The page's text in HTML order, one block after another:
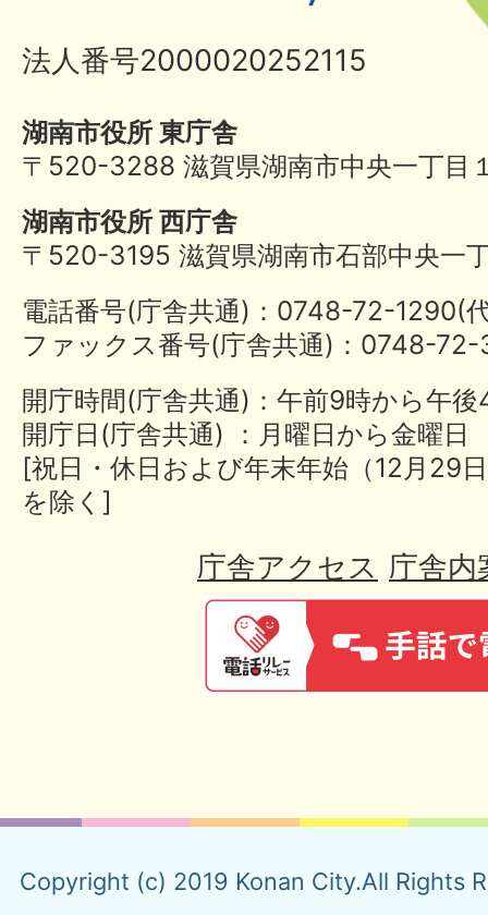
法人番号2000020252115
湖南市役所 東庁舎
〒520-3288 滋賀県湖南市中央一丁目
湖南市役所 西庁舎
〒520-3195 滋賀県湖南市石部中央一
電話番号(庁舎共通)：0748-72-
ファックス番号(庁舎共通)：0748-
開庁時間(庁舎共通)：午前9時から午
開庁日(庁舎共通) ：月曜日から金曜日
[祝日・休日および年末年始（12月29
を除く]
庁舎アクセス 庁舎内
Copyright (c) 2019 Konan City.All Rights